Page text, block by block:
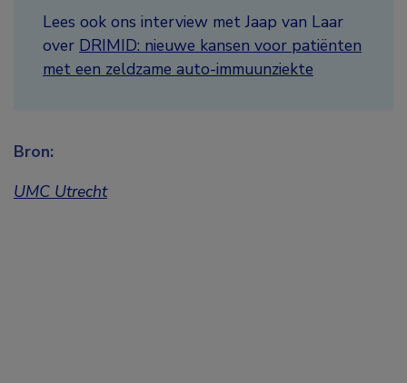
Lees ook ons interview met Jaap van Laar
over DRIMID: nieuwe kansen voor patiënten
met een zeldzame auto-immuunziekte
Bron:
UMC Utrecht